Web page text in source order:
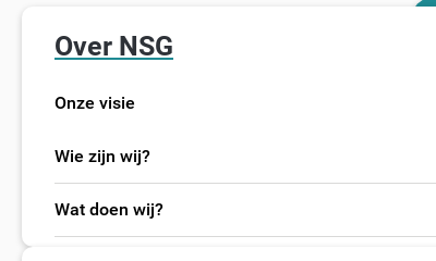
Over NSG
Onze visie
Wie zijn wij?
Wat doen wij?